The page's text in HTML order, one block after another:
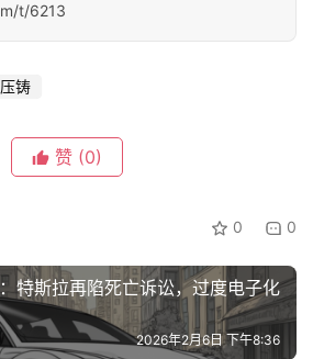
t/6213
铸
赞 (0)
0 0
特斯拉再陷死亡诉讼，过度电子化
2026年2月6日 下午8:36